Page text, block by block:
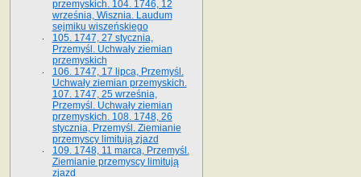
przemyskich. 104. 1746, 12
września, Wisznia. Laudum
sejmiku wiszeńskiego
105. 1747, 27 stycznia,
Przemyśl. Uchwały ziemian
przemyskich
106. 1747, 17 lipca, Przemyśl.
Uchwały ziemian przemyskich.
107. 1747, 25 września,
Przemyśl. Uchwały ziemian
przemyskich. 108. 1748, 26
stycznia, Przemyśl. Ziemianie
przemyscy limitują zjazd
109. 1748, 11 marca, Przemyśl.
Ziemianie przemyscy limitują
zjazd